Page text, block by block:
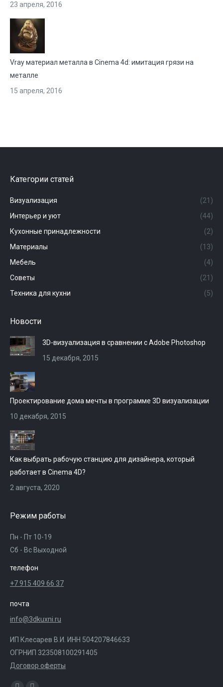
23 апреля, 2016
Vray материал металла в Cinema 4d: имитация грязи на
металле
15 апреля, 2016
Категории статей
Визуализация
(21)
Интерьер и уют
(44)
Кухонные принадлежности
(2)
Материалы
(13)
Мебель
(4)
Советы
(21)
Техника для кухни
(5)
Новости
3D-визуализация в сравнении с Adobe Photoshop
15 декабря, 2015
Проектирование дома мечты в программе 3D визуализации
10 декабря, 2015
Как выбрать рабочую станцию для дизайнера, который
работает в Cinema 4D?
2 августа, 2020
Режим работы
Пн - Пт 10-19
Сб - Вс Выходной
телефон
+7 915 409 66 37
почта
info@3dkuxni.ru
ИП Клесарев В.И. ИНН 504207846633
ОГРНИП 323508100291405
Договор оферты